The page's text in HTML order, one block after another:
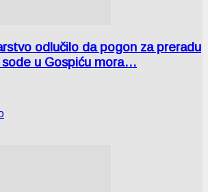
odlučilo da pogon za preradu
u Gospiću mora…